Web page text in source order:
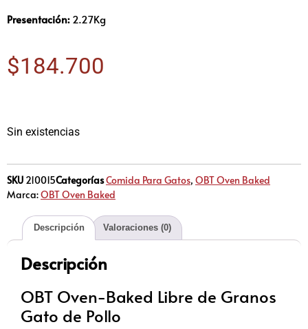
Presentación:2.27Kg
$184.700
Sin existencias
SKU 210015CategoríasComida Para Gatos, OBT Oven Baked
Marca:OBT Oven Baked
Descripción Valoraciones (0)
Descripción
OBT Oven-Baked Libre de Granos
Gato de Pollo